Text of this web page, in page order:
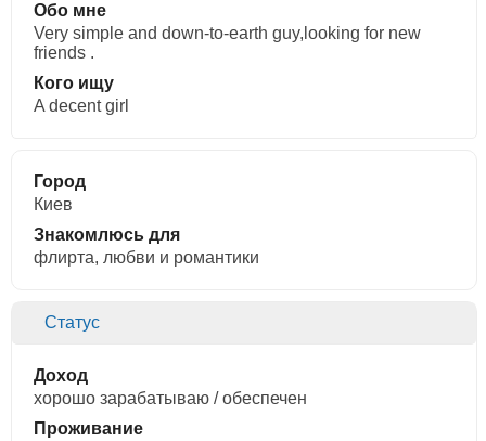
Обо мне
Very simple and down-to-earth guy,looking for new
friends .
Кого ищу
A decent girl
Город
Киев
Знакомлюсь для
флирта, любви и романтики
Статус
Доход
хорошо зарабатываю / обеспечен
Проживание